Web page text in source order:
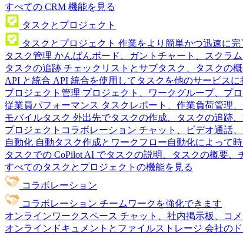
すべての CRM 機能を見る
タスクとプロジェクト
タスクとプロジェクト 作業をより簡単かつ迅速に完
タスク管理 かんばんボード、ガントチャート、スクラ
タスクの追跡 チェックリストとサブタスク、タスクの
API と統合 API 統合を使用してタスクを他のサービス
プロジェクト管理 プロジェクト、ワークグループ、プ
従業員パフォーマンス タスクレポート、作業負荷管理
モバイルタスク 外出先でタスクの作成、タスクの追跡
プロジェクトコラボレーション チャット、ビデオ通話
自動化 自動タスク作成とワークフロー自動化によって
タスクでの CoPilot AI でタスクの説明、タスクの概要、
すべてのタスクとプロジェクトの機能を見る
コラボレーション
コラボレーション チームワークを強化できます
オンラインワークスペース チャット、社内掲示板、コ
オンラインドキュメントとファイルストレージ 会社の